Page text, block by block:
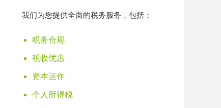
我们为您提供全面的税务服务，包括：
税务合规
税收优惠
资本运作
个人所得税